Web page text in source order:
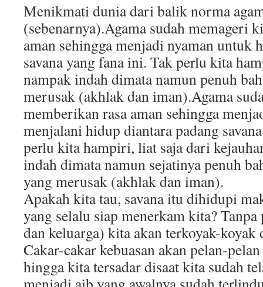
Menikmati dunia dari balik norma
(sebenarnya).Agama sudah memageri
aman sehingga menjadi nyaman untuk
savana yang fana ini. Tak perlu kita
nampak indah dimata namun penuh
merusak (akhlak dan iman).Agama
memberikan rasa aman sehingga
menjalani hidup diantara padang
perlu kita hampiri, liat saja dari
indah dimata namun sejatinya penuh
yang merusak (akhlak dan iman).
Apakah kita tau, savana itu dihidupi
yang selalu siap menerkam kita?
dan keluarga) kita akan terkoyak-koyak
Cakar-cakar kebuasan akan pelan-
hingga kita tersadar disaat kita sudah